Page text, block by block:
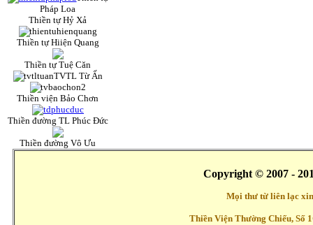
Pháp Loa
Thiền tự Hỷ Xả
Thiền tự Hiiện Quang
Thiền tự Tuệ Căn
TVTL Từ Ấn
Thiền viện Bảo Chơn
Thiền đường TL Phúc Đức
Thiền đường Vô Ưu
Copyright © 2007 -
Mọi thư từ liên lạc
Thiền Viện Thường Chiếu, Số